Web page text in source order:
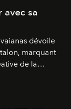
avec sa
dévoile
marquant
de la